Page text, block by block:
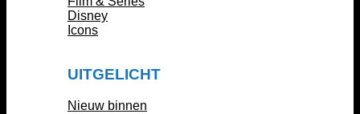
Disney
Icons
UITGELICHT
Nieuw binnen